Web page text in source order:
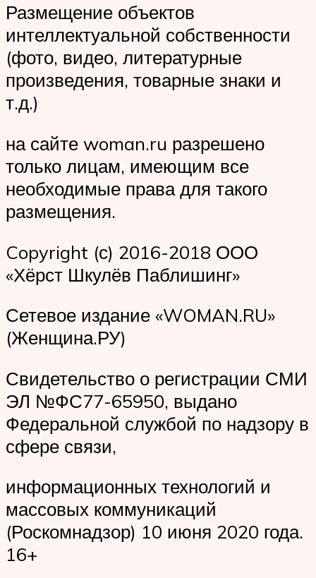
Размещение объектов
интеллектуальной собственности
(фото, видео, литературные
произведения, товарные знаки и
т.д.)
на сайте woman.ru разрешено
только лицам, имеющим все
необходимые права для такого
размещения.
Copyright (с) 2016-2018 ООО
«Хёрст Шкулёв Паблишинг»
Сетевое издание «WOMAN.RU»
(Женщина.РУ)
Свидетельство о регистрации СМИ
ЭЛ №ФС77-65950, выдано
Федеральной службой по надзору в
сфере связи,
информационных технологий и
массовых коммуникаций
(Роскомнадзор) 10 июня 2020 года.
16+